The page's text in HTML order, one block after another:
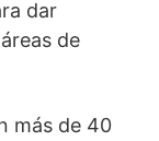
dar
de
más de 40